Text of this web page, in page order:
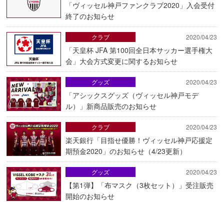
「ヴィッセル神戸ファンクラブ2020」入会受付
終了のお知らせ
2020/04/23
「天皇杯 JFA 第100回全日本サッカー選手権大
会」大会方式変更に関するお知らせ
クラブ
2020/04/23
「アシックスグッズ（ヴィッセル神戸モデ
ル）」新商品販売のお知らせ
グッズ
2020/04/23
楽天銀行「目指せ優勝！ヴィッセル神戸応援定
期預金2020」のお知らせ（4/23更新）
クラブ
2020/04/23
【第1弾】「布マスク（3枚セット）」受注販売
開始のお知らせ
グッズ